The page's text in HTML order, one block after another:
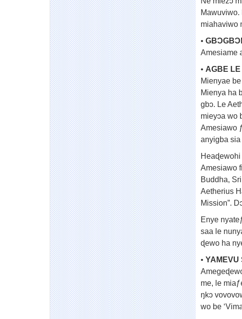
Mawuviwo.
miahaviwo
•
Amesiame
• AGBE LE
Mienyae
Mienya ha
gbɔ. Le
mieyɔa wo
Amesiawo
anyigba
Amesiawo
Buddha,
Aetherius
Mission”.
Enye
saa le
ɖewo ha
•YAMEVU
me, le
ŋkɔ
wo be